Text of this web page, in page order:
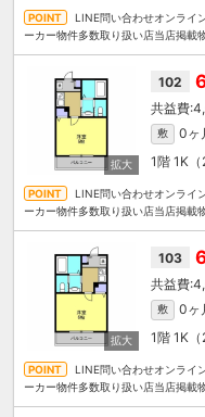
LINE問い合わせオンライ
ーカー物件多数取り扱い店当店掲載
102
敷 0ヶ
1階 1K（
LINE問い合わせオンライ
ーカー物件多数取り扱い店当店掲載
103
敷 0ヶ
1階 1K（
LINE問い合わせオンライ
ーカー物件多数取り扱い店当店掲載